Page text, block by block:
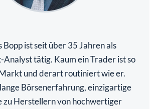
Bopp ist seit über 35 Jahren als
tätig. Kaum ein Trader ist so
und derart routiniert wie er.
Börsenerfahrung, einzigartige
zu Herstellern von hochwertiger